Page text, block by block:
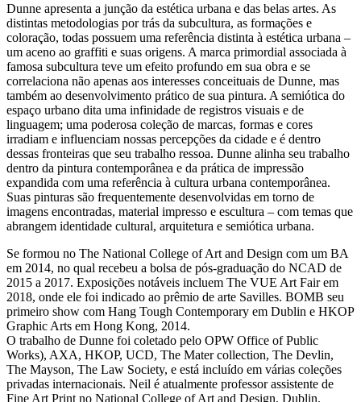
Dunne apresenta a junção da estética urbana e das belas artes. As
distintas metodologias por trás da subcultura, as formações e
coloração, todas possuem uma referência distinta à estética urbana –
um aceno ao graffiti e suas origens. A marca primordial associada à
famosa subcultura teve um efeito profundo em sua obra e se
correlaciona não apenas aos interesses conceituais de Dunne, mas
também ao desenvolvimento prático de sua pintura. A semiótica do
espaço urbano dita uma infinidade de registros visuais e de
linguagem; uma poderosa coleção de marcas, formas e cores
irradiam e influenciam nossas percepções da cidade e é dentro
dessas fronteiras que seu trabalho ressoa. Dunne alinha seu trabalho
dentro da pintura contemporânea e da prática de impressão
expandida com uma referência à cultura urbana contemporânea.
Suas pinturas são frequentemente desenvolvidas em torno de
imagens encontradas, material impresso e escultura – com temas que
abrangem identidade cultural, arquitetura e semiótica urbana.
Se formou no The National College of Art and Design com um BA
em 2014, no qual recebeu a bolsa de pós-graduação do NCAD de
2015 a 2017. Exposições notáveis incluem The VUE Art Fair em
2018, onde ele foi indicado ao prêmio de arte Savilles. BOMB seu
primeiro show com Hang Tough Contemporary em Dublin e HKOP
Graphic Arts em Hong Kong, 2014.
O trabalho de Dunne foi coletado pelo OPW Office of Public
Works), AXA, HKOP, UCD, The Mater collection, The Devlin,
The Mayson, The Law Society, e está incluído em várias coleções
privadas internacionais. Neil é atualmente professor assistente de
Fine Art Print no National College of Art and Design, Dublin.